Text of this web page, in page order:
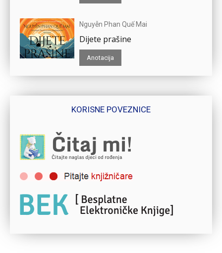
Nguyễn Phan Quế Mai
Dijete prašine
Anotacija
KORISNE POVEZNICE